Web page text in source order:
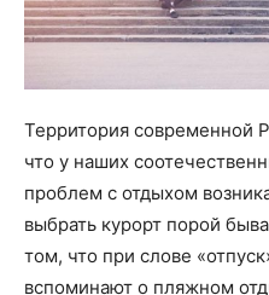
Территория современной
что у наших
проблем с отдыхом
выбрать курорт порой
том, что при слове
вспоминают о пляжном